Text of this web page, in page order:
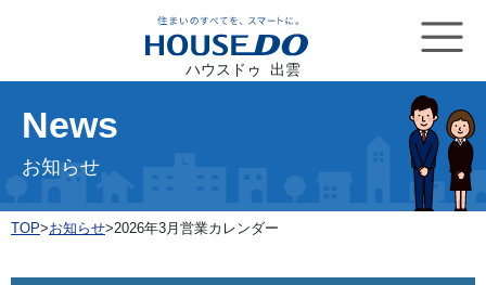
ハウスドゥ 出雲
News
お知らせ
TOP>お知らせ>2026年3月営業カレンダー